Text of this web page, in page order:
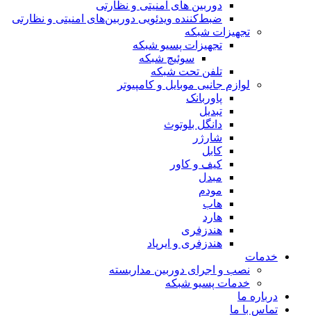
دوربین های امنیتی و نظارتی
ضبط‌کننده ویدئویی دوربین‌های امنیتی و نظارتی
تجهیزات شبکه
تجهیزات پسیو شبکه
سوئیچ‌ شبکه
تلفن تحت شبکه
لوازم جانبی موبایل و کامپیوتر
پاوربانک
تبدیل
دانگل بلوتوث
شارژر
کابل
کیف و کاور
مبدل
مودم
هاب
هارد
هندزفری
هندزفری و ایرپاد
خدمات
نصب و اجرای دوربین مداربسته
خدمات پسیو شبکه
درباره ما
تماس با ما